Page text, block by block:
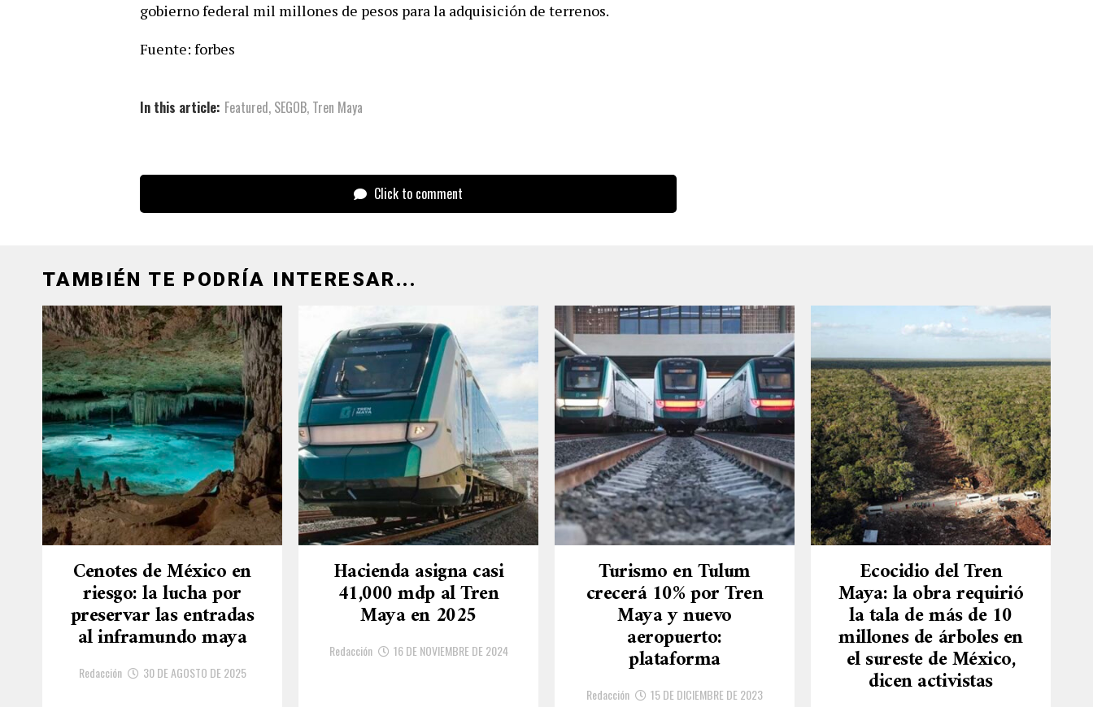
gobierno federal mil millones de pesos para la adquisición de terrenos.
Fuente: forbes
In this article: Featured, SEGOB, Tren Maya
Click to comment
TAMBIÉN TE PODRÍA INTERESAR...
Cenotes de México en
riesgo: la lucha por
preservar las entradas
al inframundo maya
Redacción 30 DE AGOSTO DE 2025
Hacienda asigna casi
41,000 mdp al Tren
Maya en 2025
Redacción 16 DE NOVIEMBRE DE 2024
Turismo en Tulum
crecerá 10% por Tren
Maya y nuevo
aeropuerto:
plataforma
Redacción 15 DE DICIEMBRE DE 2023
Ecocidio del Tren
Maya: la obra requirió
la tala de más de 10
millones de árboles en
el sureste de México,
dicen activistas